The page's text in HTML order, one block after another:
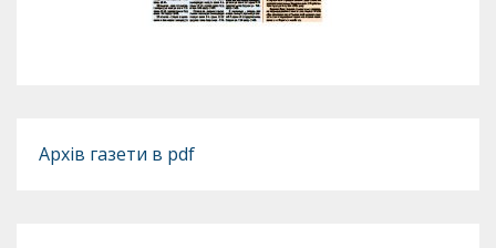
Архів газети в pdf